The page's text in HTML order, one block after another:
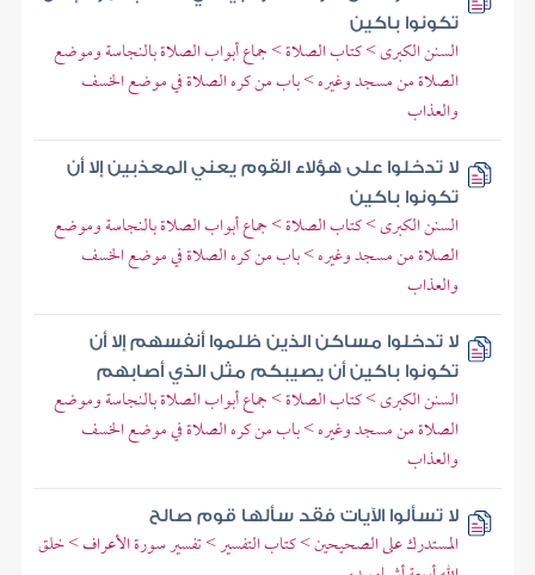
تكونوا باكين
السنن الكبرى > كتاب الصلاة > جماع أبواب الصلاة بالنجاسة وموضع
الصلاة من مسجد وغيره > باب من كره الصلاة في موضع الخسف
والعذاب
لا تدخلوا على هؤلاء القوم يعني المعذبين إلا أن
تكونوا باكين
السنن الكبرى > كتاب الصلاة > جماع أبواب الصلاة بالنجاسة وموضع
الصلاة من مسجد وغيره > باب من كره الصلاة في موضع الخسف
والعذاب
لا تدخلوا مساكن الذين ظلموا أنفسهم إلا أن
تكونوا باكين أن يصيبكم مثل الذي أصابهم
السنن الكبرى > كتاب الصلاة > جماع أبواب الصلاة بالنجاسة وموضع
الصلاة من مسجد وغيره > باب من كره الصلاة في موضع الخسف
والعذاب
لا تسألوا الآيات فقد سألها قوم صالح
المستدرك على الصحيحين > كتاب التفسير > تفسير سورة الأعراف > خلق